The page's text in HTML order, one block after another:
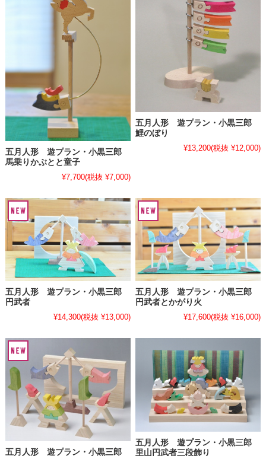
五月人形 遊プラン・小黒三郎
馬乗りかぶとと童子
¥7,700(税抜 ¥7,000)
五月人形 遊プラン・小黒三郎
鯉のぼり
¥13,200(税抜 ¥12,000)
五月人形 遊プラン・小黒三郎
円武者
¥14,300(税抜 ¥13,000)
五月人形 遊プラン・小黒三郎
円武者とかがり火
¥17,600(税抜 ¥16,000)
五月人形 遊プラン・小黒三郎
五月人形 遊プラン・小黒三郎
里山円武者三段飾り